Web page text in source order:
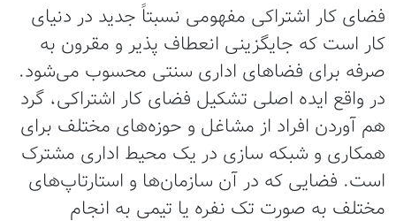
فضای کار اشتراکی مفهومی نسبتاً جدید در دنیای
کار است که جایگزینی انعطاف پذیر و مقرون به
صرفه برای فضاهای اداری سنتی محسوب می‌شود.
در واقع ایده اصلی تشکیل فضای کار اشتراکی، گرد
هم آوردن افراد از مشاغل و حوزه‌های مختلف برای
همکاری و شبکه سازی در یک محیط اداری مشترک
است. فضایی که در آن سازمان‌ها و استارتاپ‌های
مختلف به صورت تک نفره یا تیمی به انجام